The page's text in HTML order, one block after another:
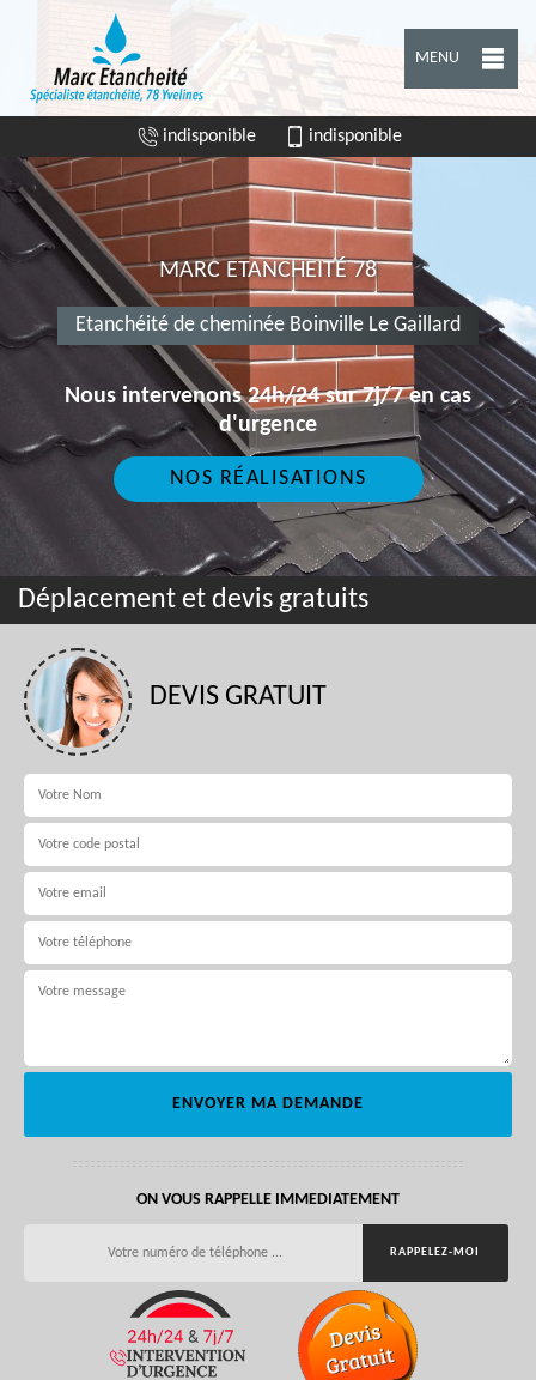
MENU
indisponible indisponible
MARC ETANCHEITÉ 78
Etanchéité de cheminée Boinville Le Gaillard
Nous intervenons 24h/24 sur 7j/7 en cas
d'urgence
NOS RÉALISATIONS
Déplacement et devis gratuits
DEVIS GRATUIT
ON VOUS RAPPELLE IMMEDIATEMENT